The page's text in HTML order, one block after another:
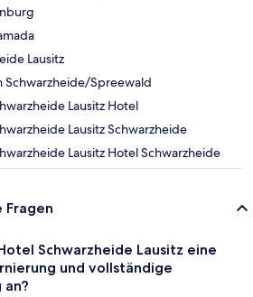
Lausitz
Schwarzheide/Spreewald
Lausitz Hotel
Lausitz Schwarzheide
Lausitz Hotel Schwarzheide
Schwarzheide Lausitz eine
und vollständige
an?